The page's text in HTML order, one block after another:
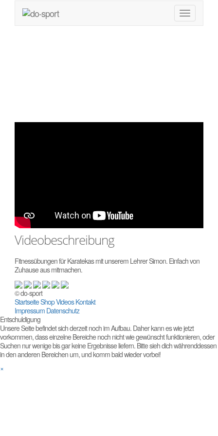
Videobeschreibung
Fitnessübungen für Karatekas mit unserem Lehrer Simon. Einfach von
Zuhause aus mitmachen.
© do-sport
StartseiteShopVideosKontakt
Impressum Datenschutz
Entschuldigung
Unsere Seite befindet sich derzeit noch im Aufbau. Daher kann es wie jetzt
vorkommen, dass einzelne Bereiche noch nicht wie gewünscht funktionieren, oder
Suchen nur wenige bis gar keine Ergebnisse liefern. Bitte sieh dich währenddessen
in den anderen Bereichen um, und komm bald wieder vorbei!
×